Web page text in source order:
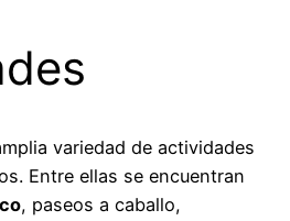
variedad de actividades
Entre ellas se encuentran
, paseos a caballo,